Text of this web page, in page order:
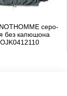
серо-
без капюшона